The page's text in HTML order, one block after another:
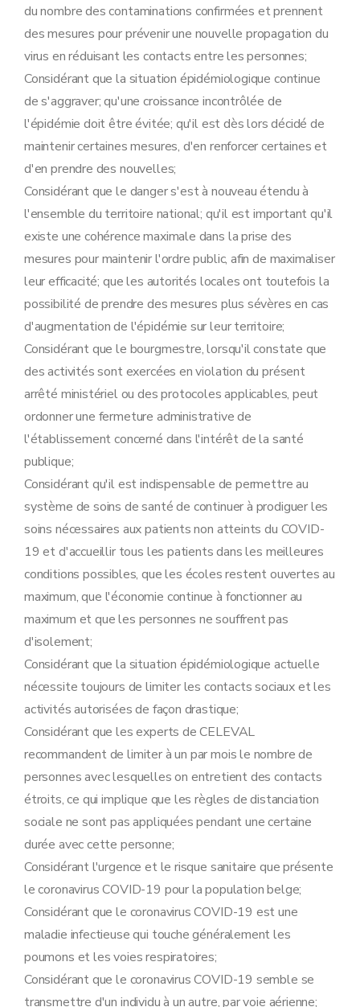
du nombre des contaminations confirmées et prennent
des mesures pour prévenir une nouvelle propagation du
virus en réduisant les contacts entre les personnes;
Considérant que la situation épidémiologique continue
de s'aggraver; qu'une croissance incontrôlée de
l'épidémie doit être évitée; qu'il est dès lors décidé de
maintenir certaines mesures, d'en renforcer certaines et
d'en prendre des nouvelles;
Considérant que le danger s'est à nouveau étendu à
l'ensemble du territoire national; qu'il est important qu'il
existe une cohérence maximale dans la prise des
mesures pour maintenir l'ordre public, afin de maximaliser
leur efficacité; que les autorités locales ont toutefois la
possibilité de prendre des mesures plus sévères en cas
d'augmentation de l'épidémie sur leur territoire;
Considérant que le bourgmestre, lorsqu'il constate que
des activités sont exercées en violation du présent
arrêté ministériel ou des protocoles applicables, peut
ordonner une fermeture administrative de
l'établissement concerné dans l'intérêt de la santé
publique;
Considérant qu'il est indispensable de permettre au
système de soins de santé de continuer à prodiguer les
soins nécessaires aux patients non atteints du COVID-
19 et d'accueillir tous les patients dans les meilleures
conditions possibles, que les écoles restent ouvertes au
maximum, que l'économie continue à fonctionner au
maximum et que les personnes ne souffrent pas
d'isolement;
Considérant que la situation épidémiologique actuelle
nécessite toujours de limiter les contacts sociaux et les
activités autorisées de façon drastique;
Considérant que les experts de CELEVAL
recommandent de limiter à un par mois le nombre de
personnes avec lesquelles on entretient des contacts
étroits, ce qui implique que les règles de distanciation
sociale ne sont pas appliquées pendant une certaine
durée avec cette personne;
Considérant l'urgence et le risque sanitaire que présente
le coronavirus COVID-19 pour la population belge;
Considérant que le coronavirus COVID-19 est une
maladie infectieuse qui touche généralement les
poumons et les voies respiratoires;
Considérant que le coronavirus COVID-19 semble se
transmettre d'un individu à un autre, par voie aérienne;